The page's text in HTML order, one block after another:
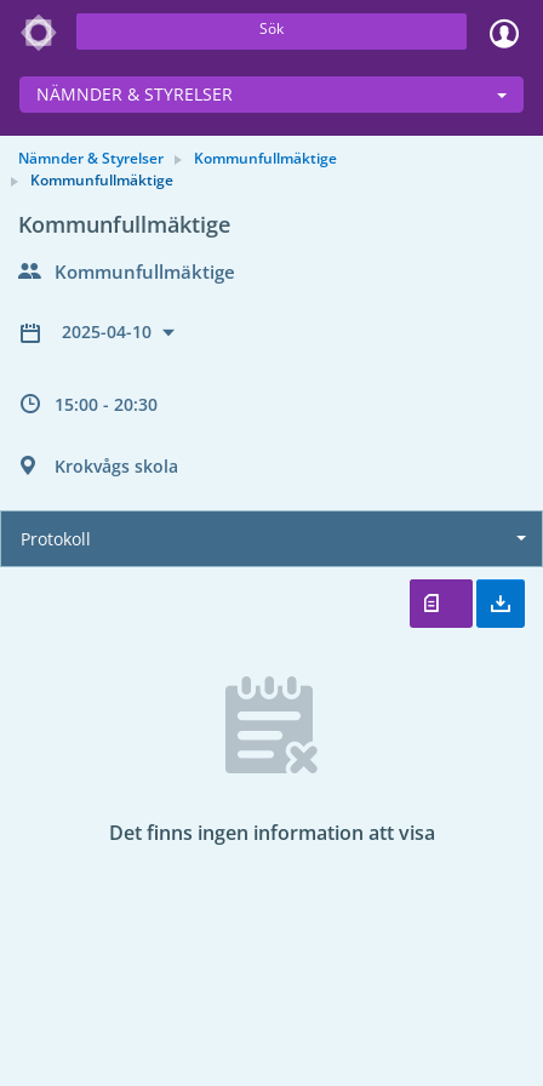
Sök
NÄMNDER & STYRELSER
Nämnder & Styrelser
Kommunfullmäktige
Kommunfullmäktige
Kommunfullmäktige
Kommunfullmäktige
2025-04-10
15:00 - 20:30
Krokvågs skola
Protokoll
Det finns ingen information att visa